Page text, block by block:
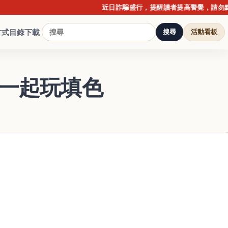
近日詐騙盛行，提醒讀者提高警覺，請勿點擊
式目錄下載 搜尋 活動看板
起玩填色